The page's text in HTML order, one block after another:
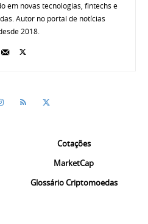
em novas tecnologias, fintechs e
Autor no portal de notícias
2018.
Cotações
MarketCap
Glossário Criptomoedas